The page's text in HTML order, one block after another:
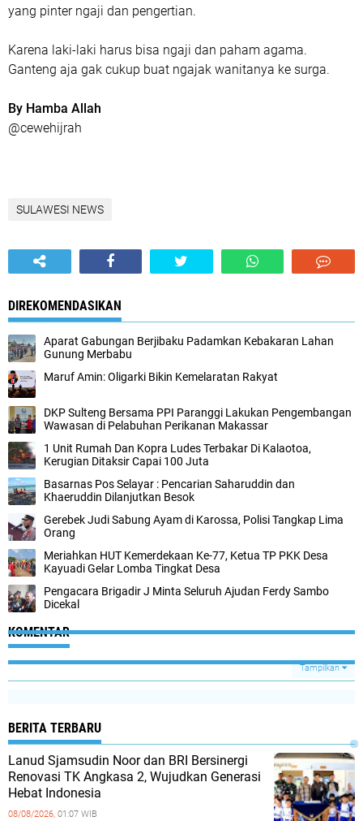
yang pinter ngaji dan pengertian.
Karena laki-laki harus bisa ngaji dan paham agama.
Ganteng aja gak cukup buat ngajak wanitanya ke surga.
By Hamba Allah
@cewehijrah
SULAWESI NEWS
DIREKOMENDASIKAN
Aparat Gabungan Berjibaku Padamkan Kebakaran Lahan
Gunung Merbabu
Maruf Amin: Oligarki Bikin Kemelaratan Rakyat
DKP Sulteng Bersama PPI Paranggi Lakukan Pengembangan
Wawasan di Pelabuhan Perikanan Makassar
1 Unit Rumah Dan Kopra Ludes Terbakar Di Kalaotoa,
Kerugian Ditaksir Capai 100 Juta
Basarnas Pos Selayar : Pencarian Saharuddin dan
Khaeruddin Dilanjutkan Besok
Gerebek Judi Sabung Ayam di Karossa, Polisi Tangkap Lima
Orang
Meriahkan HUT Kemerdekaan Ke-77, Ketua TP PKK Desa
Kayuadi Gelar Lomba Tingkat Desa
Pengacara Brigadir J Minta Seluruh Ajudan Ferdy Sambo
Dicekal
KOMENTAR
Tampilkan
BERITA TERBARU
Lanud Sjamsudin Noor dan BRI Bersinergi
Renovasi TK Angkasa 2, Wujudkan Generasi
Hebat Indonesia
08/08/2026, 01:07 WIB